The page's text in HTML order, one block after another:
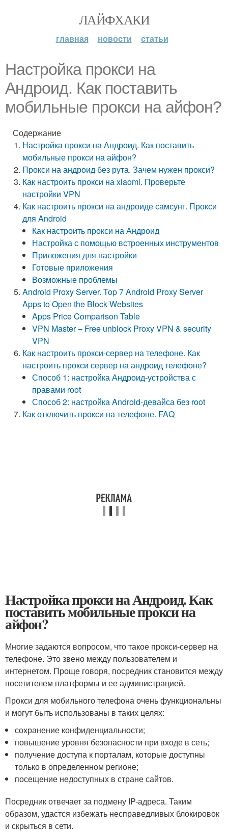
ЛАЙФХАКИ
главная новости статьи
Настройка прокси на
Андроид. Как поставить
мобильные прокси на айфон?
Содержание
Настройка прокси на Андроид. Как поставить
мобильные прокси на айфон?
Прокси на андроид без рута. Зачем нужен прокси?
Как настроить прокси на xiaomi. Проверьте
настройки VPN
Как настроить прокси на андроиде самсунг. Прокси
для Android
Как настроить прокси на Андроид
Настройка с помощью встроенных инструментов
Приложения для настройки
Готовые приложения
Возможные проблемы
Android Proxy Server. Top 7 Android Proxy Server
Apps to Open the Block Websites
Apps Price Comparison Table
VPN Master – Free unblock Proxy VPN & security
VPN
Как настроить прокси-сервер на телефоне. Как
настроить прокси сервер на андроид телефоне?
Способ 1: настройка Андроид-устройства с
правами root
Способ 2: настройка Android-девайса без root
Как отключить прокси на телефоне. FAQ
Настройка прокси на Андроид. Как
поставить мобильные прокси на
айфон?
Многие задаются вопросом, что такое прокси-сервер на
телефоне. Это звено между пользователем и
интернетом. Проще говоря, посредник становится между
посетителем платформы и ее администрацией.
Прокси для мобильного телефона очень функциональны
и могут быть использованы в таких целях:
сохранение конфиденциальности;
повышение уровня безопасности при входе в сеть;
получение доступа к порталам, которые доступны
только в определенном регионе;
посещение недоступных в стране сайтов.
Посредник отвечает за подмену IP-адреса. Таким
образом, удастся избежать несправедливых блокировок
и скрыться в сети.